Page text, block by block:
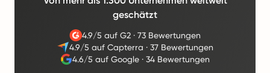
geschätzt
4.9/5 auf G2· 73 Bewertungen
4.9/5 auf Capterra · 37 Bewertungen
4.6/5 auf Google ·34 Bewertungen